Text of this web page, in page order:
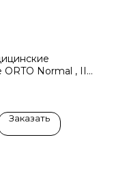
Normal , II
Заказать